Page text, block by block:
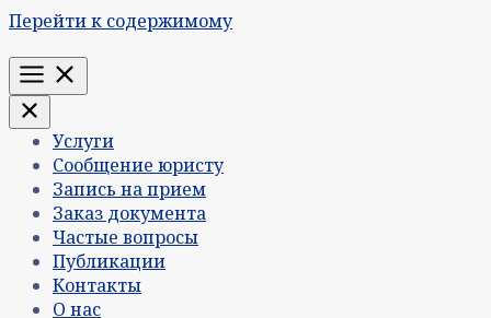
Перейти к содержимому
Меню
Услуги
Сообщение юристу
Запись на прием
Заказ документа
Частые вопросы
Публикации
Контакты
О нас